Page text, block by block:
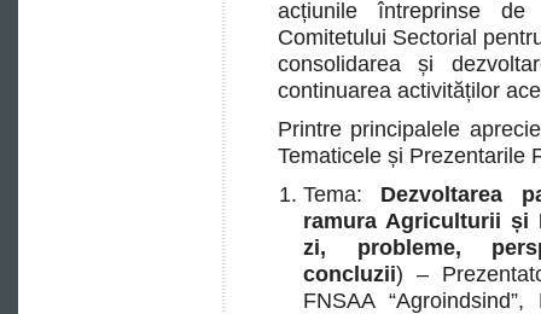
acțiunile întreprinse
Comitetului Sectorial
consolidarea și
continuarea activităților
Printre principalele
Tematicele și Prezentarile
Tema: Dezvoltarea
ramura Agriculturii și
zi, probleme,
concluzii) –
FNSAA